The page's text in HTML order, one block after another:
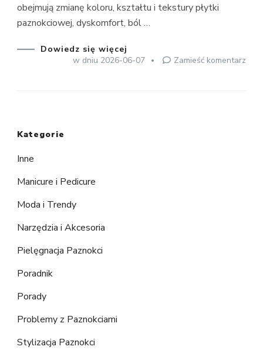
obejmują zmianę koloru, kształtu i tekstury płytki
paznokciowej, dyskomfort, ból …
Dowiedz się więcej
w dniu 2026-06-07 Zamieść komentarz
Kategorie
Inne
Manicure i Pedicure
Moda i Trendy
Narzędzia i Akcesoria
Pielęgnacja Paznokci
Poradnik
Porady
Problemy z Paznokciami
Stylizacja Paznokci